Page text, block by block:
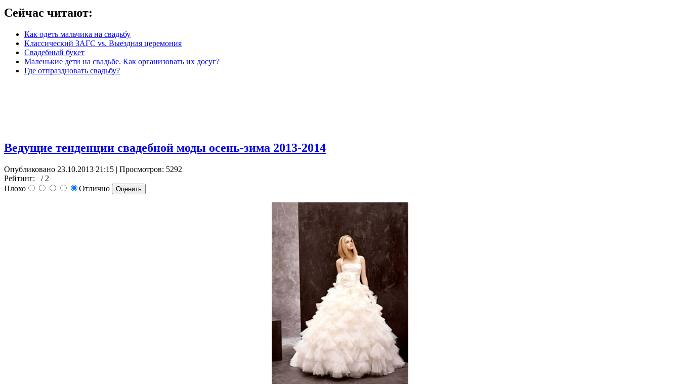
Сейчас читают:
Как одеть мальчика на свадьбу
Классический ЗАГС vs. Выездная церемония
Свадебный букет
Маленькие дети на свадьбе. Как организовать их досуг?
Где отпраздновать свадьбу?
Ведущие тенденции свадебной моды осень-зима 2013-2014
Опубликовано 23.10.2013 21:15 | Просмотров: 5292
Рейтинг:
/ 2
Плохо
Отлично